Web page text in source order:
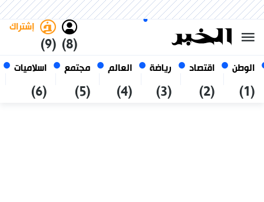
الوطن
(1)
اقتصاد
(2)
رياضة
(3)
العالم
(4)
مجتمع
(5)
اسلاميات
(6)
(8)
إشتراك
(9)
أغسطس 2026
الجزائر